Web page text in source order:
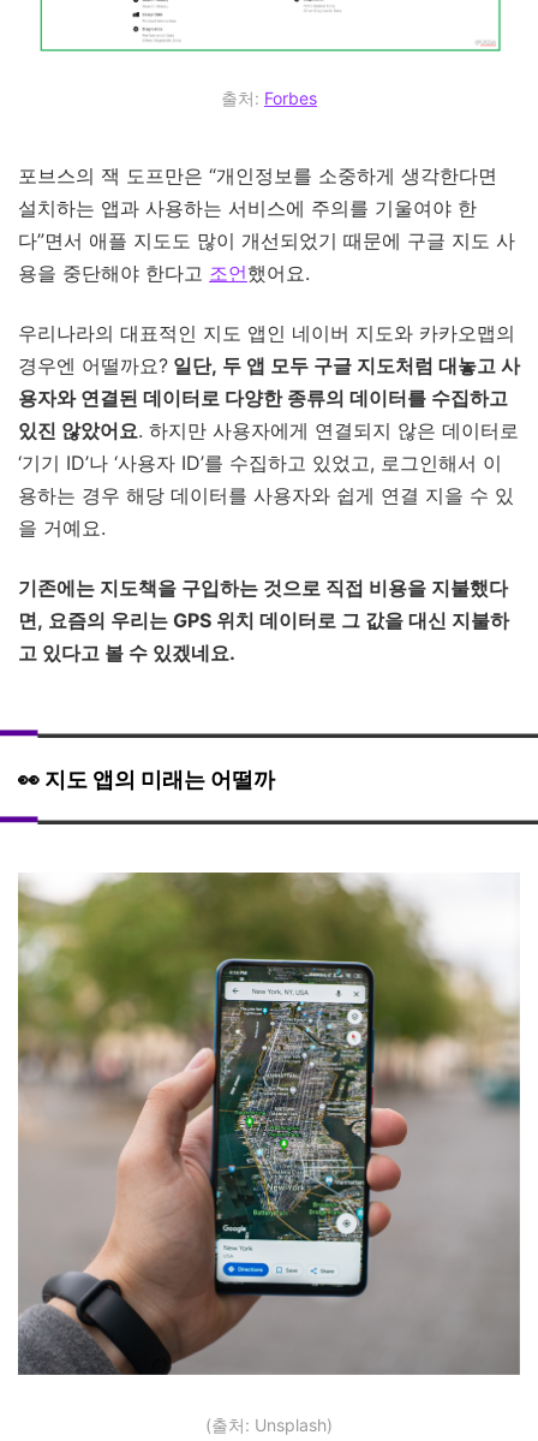
출처: Forbes
포브스의 잭 도프만은 “개인정보를 소중하게 생각한다면
설치하는 앱과 사용하는 서비스에 주의를 기울여야 한
다”면서 애플 지도도 많이 개선되었기 때문에 구글 지도 사
용을 중단해야 한다고 조언했어요.
우리나라의 대표적인 지도 앱인 네이버 지도와 카카오맵의
경우엔 어떨까요? 일단, 두 앱 모두 구글 지도처럼 대놓고 사
용자와 연결된 데이터로 다양한 종류의 데이터를 수집하고
있진 않았어요. 하지만 사용자에게 연결되지 않은 데이터로
‘기기 ID’나 ‘사용자 ID’를 수집하고 있었고, 로그인해서 이
용하는 경우 해당 데이터를 사용자와 쉽게 연결 지을 수 있
을 거예요.
기존에는 지도책을 구입하는 것으로 직접 비용을 지불했다
면, 요즘의 우리는 GPS 위치 데이터로 그 값을 대신 지불하
고 있다고 볼 수 있겠네요.
👀 지도 앱의 미래는 어떨까
(출처: Unsplash)